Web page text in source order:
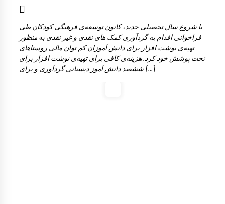
با شروع سال تحصیلی جدید، کانون توسعه‌ی فرهنگی کودکان طی
فراخوانی اقدام به گردآوری کمک های نقدی و غیر نقدی به منظور
تهیه‌ی نوشت افزار برای دانش آموزان کم توان مالی روستاهای
تحت پوشش خود کرد. هزینه‌ی کافی برای تهیه‌ی نوشت افزار برای
ششصد دانش آموز دبستانی گردآوری و برای […]